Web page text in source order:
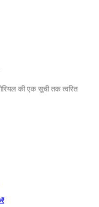
की एक सूची तक त्वरित